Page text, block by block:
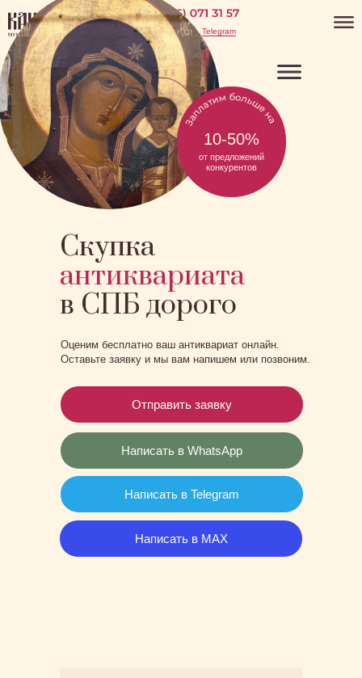
WhatsApp Telegram
Скупка
антиквариата
в СПБ дорого
Оценим бесплатно ваш антиквариат онлайн.
Оставьте заявку и мы вам напишем или позвоним.
10-50%
от предложений
конкурентов
Написать в WhatsApp
Отправить заявку
Написать в MAX
Написать в Telegram